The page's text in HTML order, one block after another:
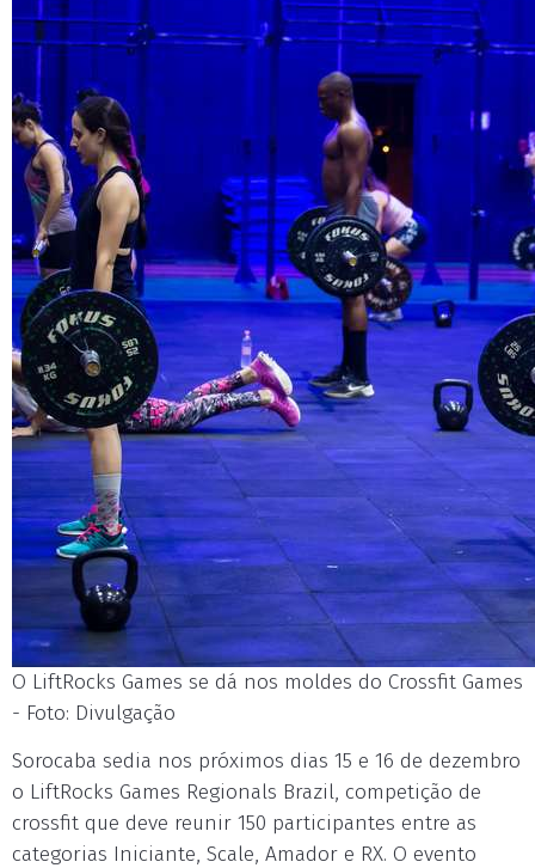
O LiftRocks Games se dá nos moldes do Crossfit Games
- Foto: Divulgação
Sorocaba sedia nos próximos dias 15 e 16 de dezembro
o LiftRocks Games Regionals Brazil, competição de
crossfit que deve reunir 150 participantes entre as
categorias Iniciante, Scale, Amador e RX. O evento